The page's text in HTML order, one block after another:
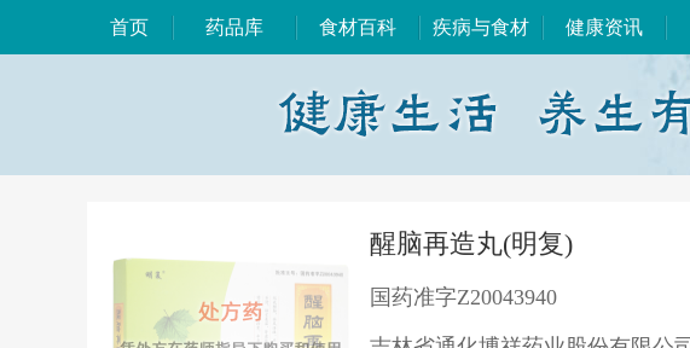
首页 药品库 食材百科 疾病与食材 健康资讯
醒脑再造丸(明复)
国药准字Z20043940